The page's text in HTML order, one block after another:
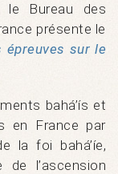
le Bureau des
présente le
épreuves sur le
bahá’ís et
en France par
la foi bahá’íe,
l’ascension